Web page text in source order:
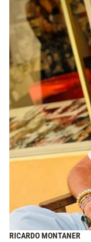
RICARDO MONTANER